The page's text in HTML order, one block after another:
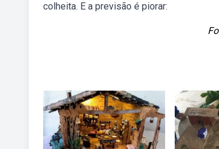
colheita. E a previsão é piorar: